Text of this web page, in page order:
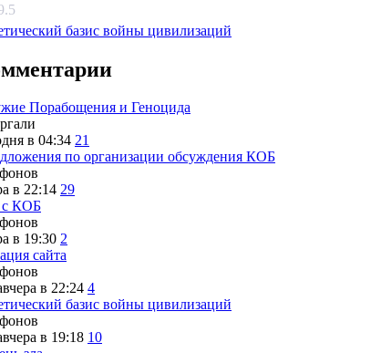
базис войны цивилизаций
Порабощения и Геноцида
в 04:34 21
по организации обсуждения КОБ
в 22:14 29
с КОБ
в 19:30 2
сайта
в 22:24 4
базис войны цивилизаций
в 19:18 10